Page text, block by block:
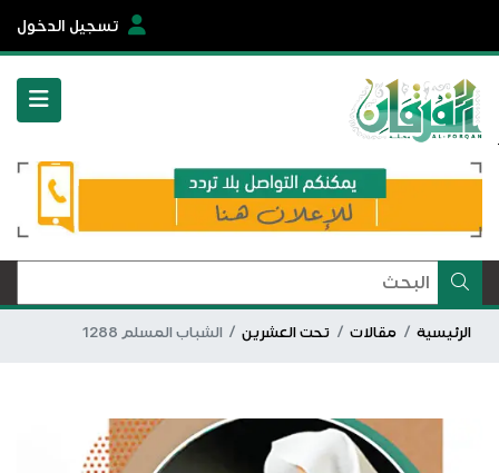
تسجيل الدخول
الرئيسية مقالات تحت العشرين الشباب المسلم 1288